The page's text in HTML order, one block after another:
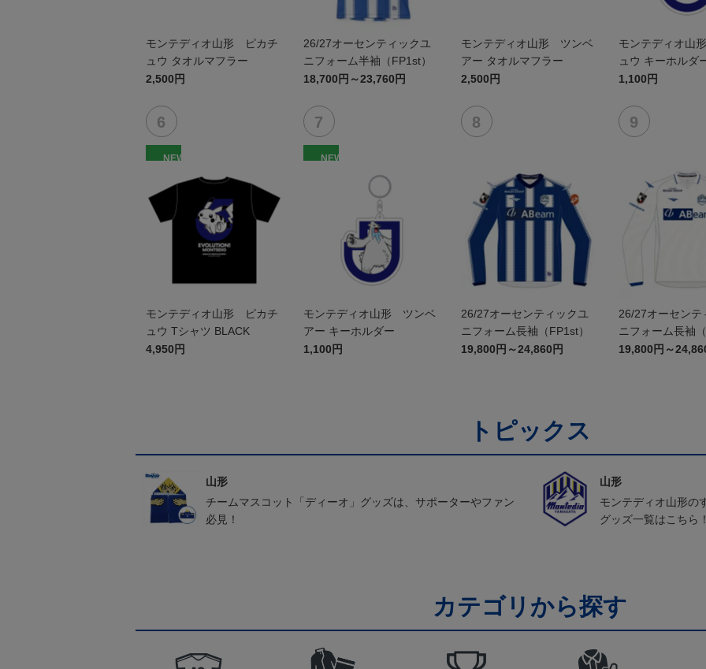
モンテディオ山形 ピカチ
ュウ タオルマフラー
2,500円
26/27オーセンティックユ
ニフォーム半袖（FP1st）
18,700円～23,760円
モンテディオ山形 ツンベ
アー タオルマフラー
2,500円
モンテディオ山
ュウ キーホルダ
1,100円
NEW
モンテディオ山形 ピカチ
ュウ Tシャツ BLACK
4,950円
NEW
モンテディオ山形 ツンベ
アー キーホルダー
1,100円
26/27オーセンティックユ
ニフォーム長袖（FP1st）
19,800円～24,860円
26/27オーセンテ
ニフォーム長袖
19,800円～
トピックス
山形
チームマスコット「ディーオ」グッズは、サポーターやファン
必見！
山形
モンテディオ山形の
グッズ一覧はこちら
カテゴリから探す